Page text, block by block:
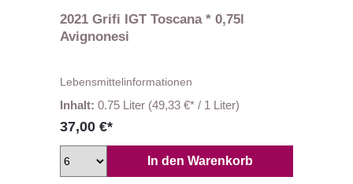
2021 Grifi IGT Toscana * 0,75l
Avignonesi
Lebensmittelinformationen
Inhalt: 0.75 Liter (49,33 €* / 1 Liter)
37,00 €*
In den Warenkorb